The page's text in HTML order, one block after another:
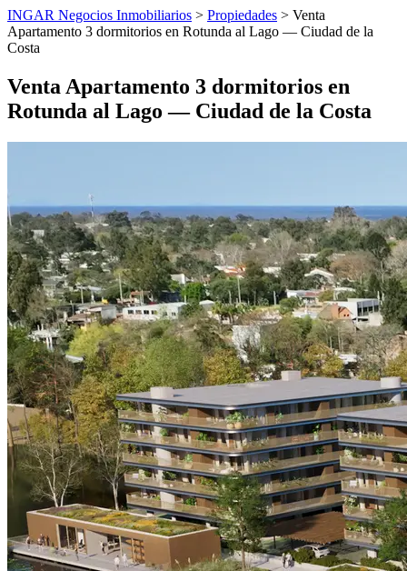
INGAR Negocios Inmobiliarios > Propiedades > Venta
Apartamento 3 dormitorios en Rotunda al Lago — Ciudad de la
Costa
Venta Apartamento 3 dormitorios en
Rotunda al Lago — Ciudad de la Costa